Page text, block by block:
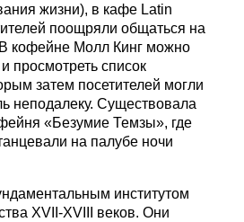
жизни), в кафе Latin
поощряли общаться на
кофейне Молл Кинг можно
просмотреть список
затем посетителей могли
неподалеку. Существовала
«Безумие Темзы», где
на палубе ночи
институтом
XVII-XVIII веков. Они